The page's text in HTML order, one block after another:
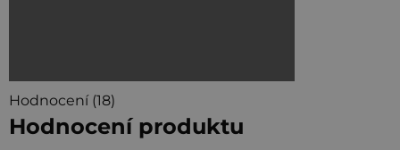
Hodnocení (18)
Hodnocení produktu